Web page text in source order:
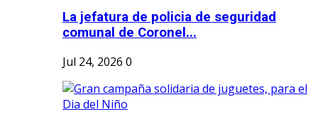
La jefatura de policia de seguridad
comunal de Coronel...
Jul 24, 2026 0